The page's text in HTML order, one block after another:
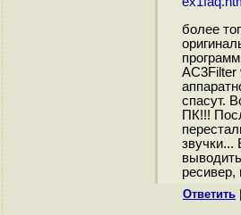
более
AC3Filter
спасут.
ПК!!!
звучки...
ресивер,
Ответить